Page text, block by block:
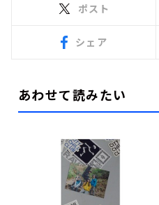
ポスト
シェア
あわせて読みたい